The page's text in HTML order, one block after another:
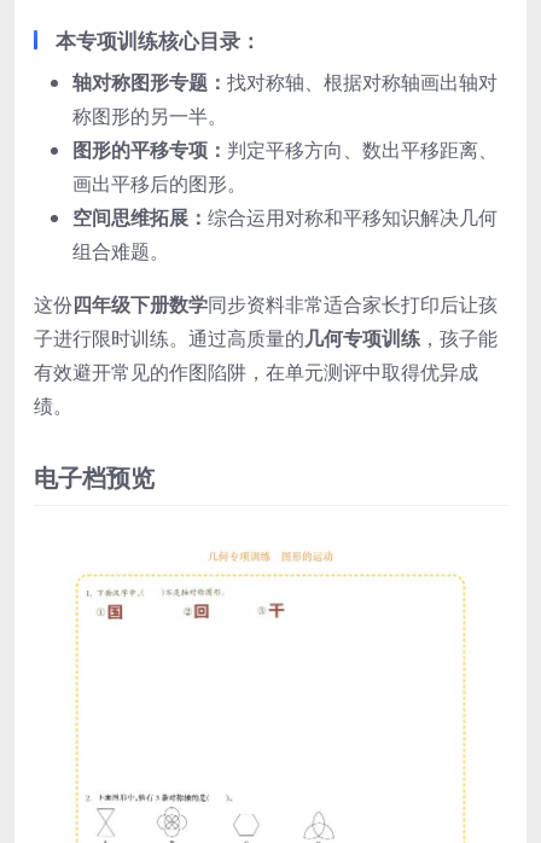
本专项训练核心目录：
轴对称图形专题： 找对称轴、根据对称轴画出轴对
称图形的另一半。
图形的平移专项： 判定平移方向、数出平移距离、
画出平移后的图形。
空间思维拓展： 综合运用对称和平移知识解决几何
组合难题。
这份四年级下册数学同步资料非常适合家长打印后让孩
子进行限时训练。通过高质量的几何专项训练 ，孩子能
有效避开常见的作图陷阱，在单元测评中取得优异成
绩。
电子档预览